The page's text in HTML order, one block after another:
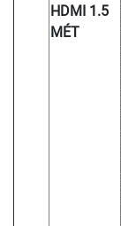
HDMI 1.5
MÉT